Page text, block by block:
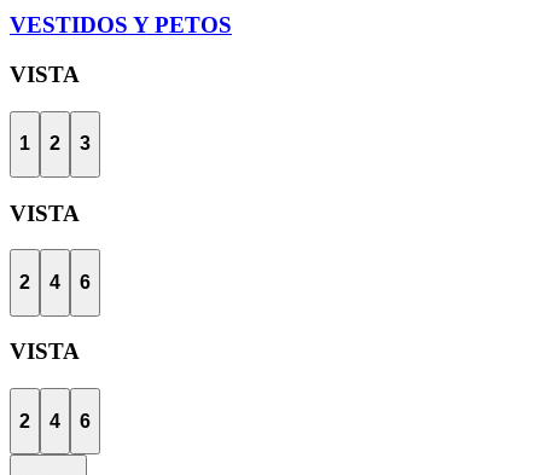
VESTIDOS Y PETOS
VISTA
1 2 3
VISTA
2 4 6
VISTA
2 4 6